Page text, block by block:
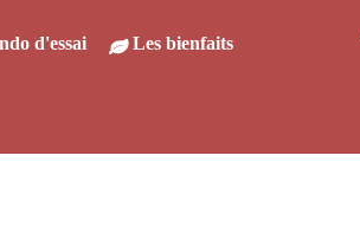
d'essai Les bienfaits